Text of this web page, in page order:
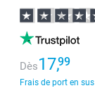
Dès17,99
Frais de port en sus